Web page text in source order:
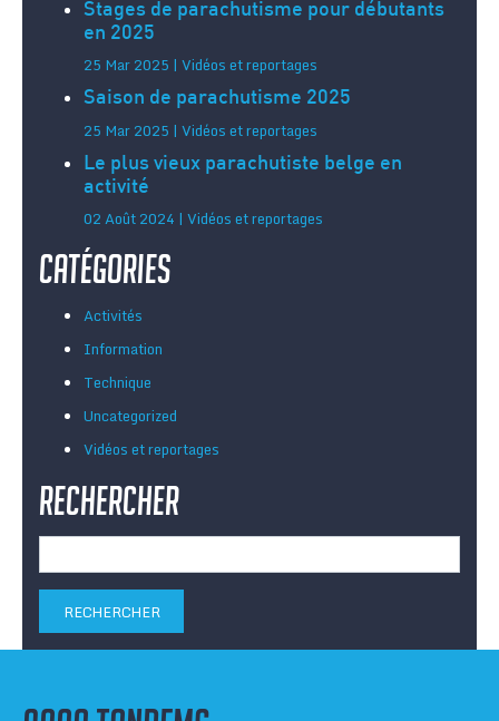
Stages de parachutisme pour débutants
en 2025
25 Mar 2025 | Vidéos et reportages
Saison de parachutisme 2025
25 Mar 2025 | Vidéos et reportages
Le plus vieux parachutiste belge en
activité
02 Août 2024 | Vidéos et reportages
Catégories
Activités
Information
Technique
Uncategorized
Vidéos et reportages
Rechercher
Rechercher :